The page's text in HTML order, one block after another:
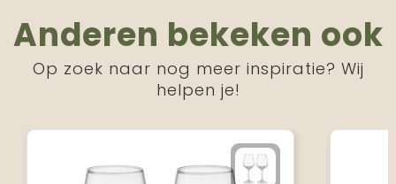
Anderen bekeken ook
Op zoek naar nog meer inspiratie? Wij
helpen je!